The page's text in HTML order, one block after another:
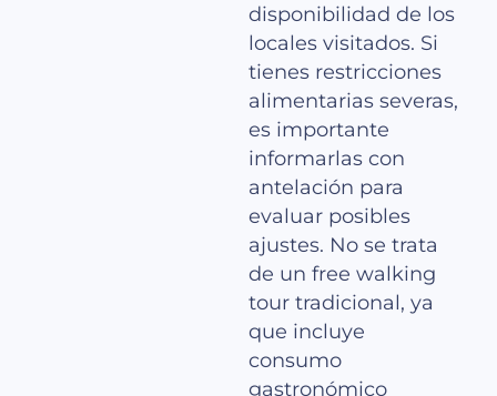
disponibilidad de los
locales visitados. Si
tienes restricciones
alimentarias severas,
es importante
informarlas con
antelación para
evaluar posibles
ajustes. No se trata
de un free walking
tour tradicional, ya
que incluye
consumo
gastronómico